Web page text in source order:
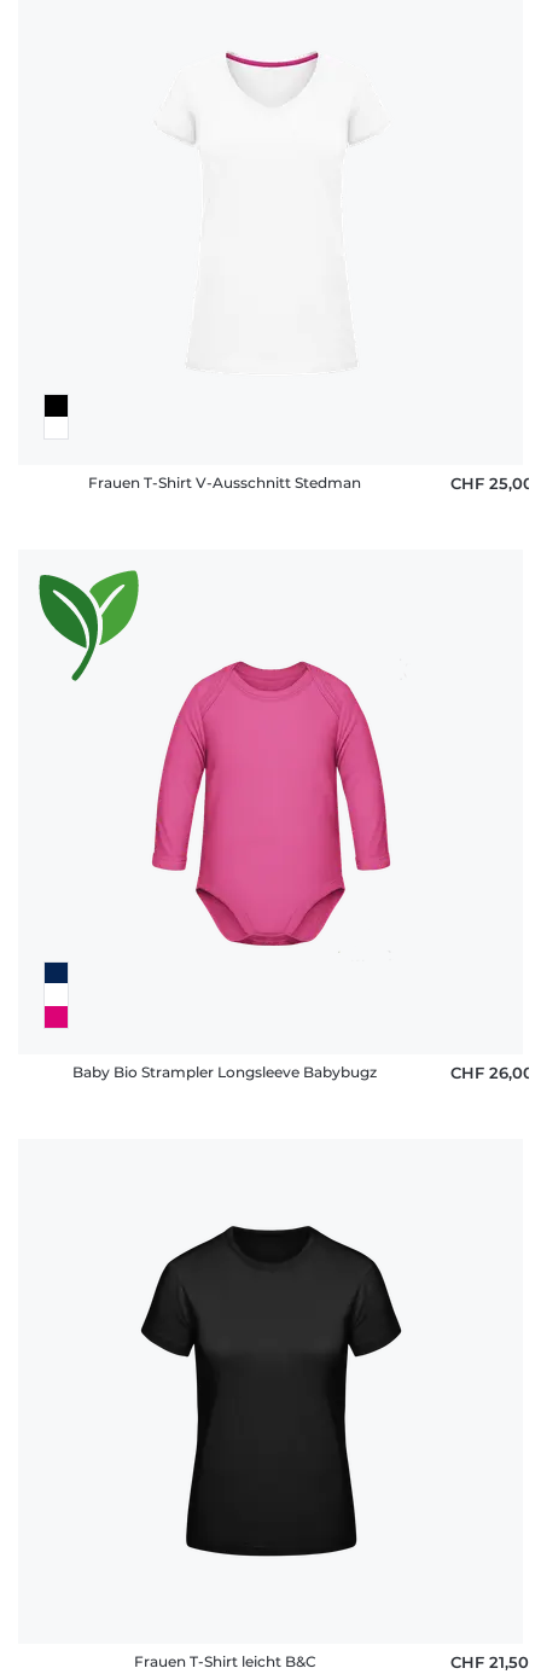
Frauen T-Shirt V-Ausschnitt Stedman CHF 25,00
Baby Bio Strampler Longsleeve Babybugz CHF 26,00
Frauen T-Shirt leicht B&C CHF 21,50